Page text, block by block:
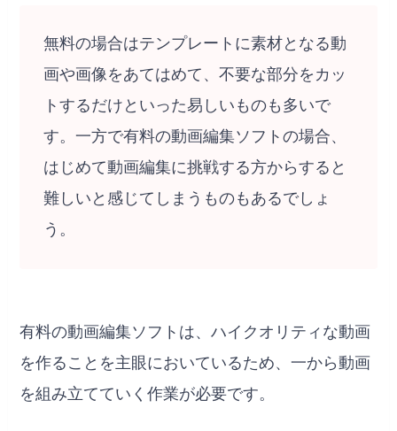
無料の場合はテンプレートに素材となる動
画や画像をあてはめて、不要な部分をカッ
トするだけといった易しいものも多いで
す。一方で有料の動画編集ソフトの場合、
はじめて動画編集に挑戦する方からすると
難しいと感じてしまうものもあるでしょ
う。
有料の動画編集ソフトは、ハイクオリティな動画
を作ることを主眼においているため、一から動画
を組み立てていく作業が必要です。